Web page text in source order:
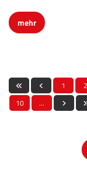
mehr
1 2
10
…